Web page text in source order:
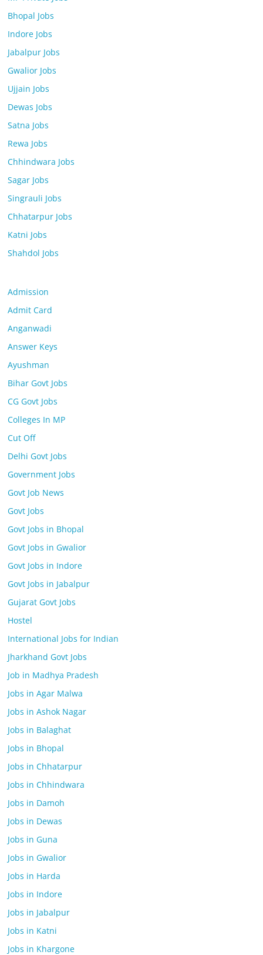
Bhopal Jobs
Indore Jobs
Jabalpur Jobs
Gwalior Jobs
Ujjain Jobs
Dewas Jobs
Satna Jobs
Rewa Jobs
Chhindwara Jobs
Sagar Jobs
Singrauli Jobs
Chhatarpur Jobs
Katni Jobs
Shahdol Jobs
Admission
Admit Card
Anganwadi
Answer Keys
Ayushman
Bihar Govt Jobs
CG Govt Jobs
Colleges In MP
Cut Off
Delhi Govt Jobs
Government Jobs
Govt Job News
Govt Jobs
Govt Jobs in Bhopal
Govt Jobs in Gwalior
Govt Jobs in Indore
Govt Jobs in Jabalpur
Gujarat Govt Jobs
Hostel
International Jobs for Indian
Jharkhand Govt Jobs
Job in Madhya Pradesh
Jobs in Agar Malwa
Jobs in Ashok Nagar
Jobs in Balaghat
Jobs in Bhopal
Jobs in Chhatarpur
Jobs in Chhindwara
Jobs in Damoh
Jobs in Dewas
Jobs in Guna
Jobs in Gwalior
Jobs in Harda
Jobs in Indore
Jobs in Jabalpur
Jobs in Katni
Jobs in Khargone